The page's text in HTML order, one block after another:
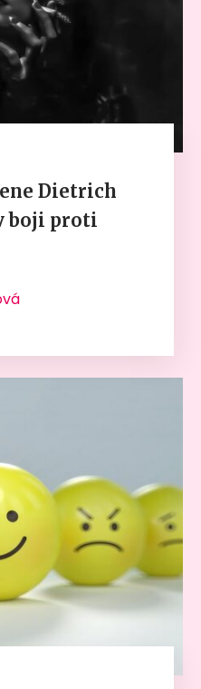
Dietrich
boji proti